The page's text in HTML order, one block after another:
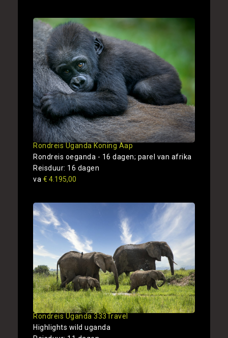
Rondreis Uganda Koning Aap
Rondreis oeganda - 16 dagen; parel van afrika
Reisduur: 16 dagen
va € 4.195,00
Rondreis Uganda 333Travel
Highlights wild uganda